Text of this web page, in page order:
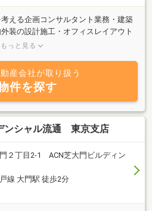
える企画コンサルタント業務・建築
装の設計施工・オフィスレイアウト
産仲介だけでなく、多様化するお客
えています。
もっと見る
産会社が取り扱う
件を探す
ンシャル流通 東京支店
２丁目2-1 ACN芝大門ビルディン
線 大門駅 徒歩2分